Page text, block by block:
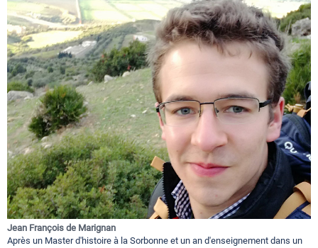
Jean François de Marignan
Après un Master d'histoire à la Sorbonne et un an d'enseignement dans un